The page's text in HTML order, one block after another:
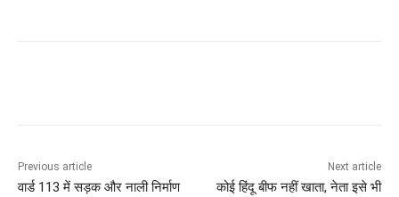
Previous article
वार्ड 113 में सड़क और नाली निर्माण
Next article
कोई हिंदू बीफ नहीं खाता, नेता इसे भी